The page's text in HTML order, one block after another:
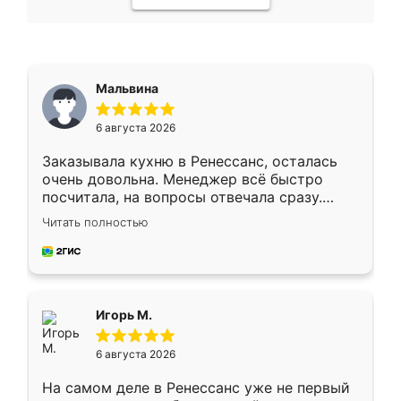
Мальвина
6 августа 2026
Заказывала кухню в Ренессанс, осталась
очень довольна. Менеджер всё быстро
посчитала, на вопросы отвечала сразу.
Замерщик приехал в субботу, подошёл к
делу со всей ответственностью. Собрали
за день, ребята работали аккуратно, даже
Читать полностью
Игорь М.
6 августа 2026
На самом деле в Ренессанс уже не первый